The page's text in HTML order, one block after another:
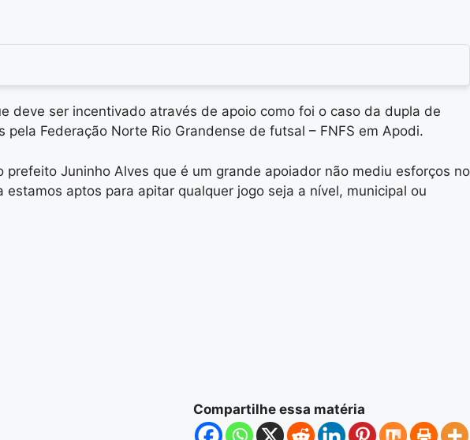
deve ser incentivado através de apoio como foi o caso da dupla de
Federação Norte Rio Grandense de futsal – FNFS em Apodi.
Juninho Alves que é um grande apoiador não mediu esforços no
aptos para apitar qualquer jogo seja a nível, municipal ou
Compartilhe essa matéria